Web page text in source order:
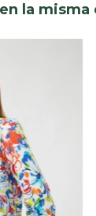
la misma